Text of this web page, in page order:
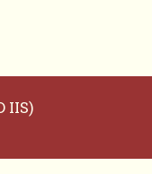
IIS)